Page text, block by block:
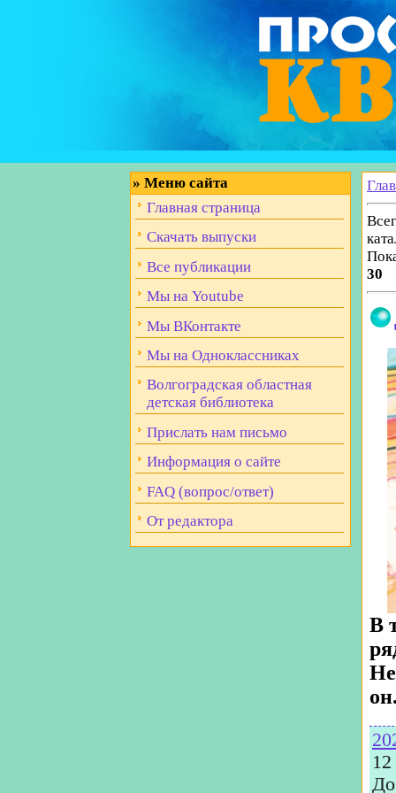
» Меню сайта
Главная страница
Скачать выпуски
Все публикации
Мы на Youtube
Мы ВКонтакте
Мы на Одноклассниках
Волгоградская областная
детская библиотека
Прислать нам письмо
Информация о сайте
FAQ (вопрос/ответ)
От редактора
30
В
12